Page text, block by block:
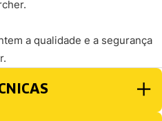
a qualidade e a segurança